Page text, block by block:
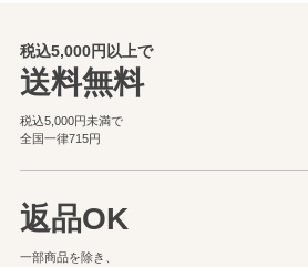
税込5,000円以上で
送料無料
税込5,000円未満で
全国一律715円
返品OK
一部商品を除き、